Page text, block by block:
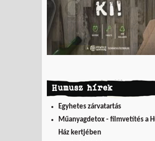
Humusz hírek
Egyhetes zárvatartás
Műanyagdetox - filmvetítés a
Ház kertjében